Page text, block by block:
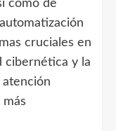
como de
cruciales en
cibernética y la